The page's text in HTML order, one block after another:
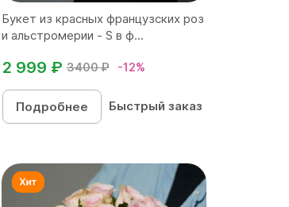
Букет из красных французских роз
и альстромерии - S в ф...
3400 ₽ -12%
2 999 ₽
Подробнее Быстрый заказ